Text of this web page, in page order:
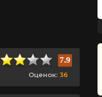
7.9
Оценок: 36